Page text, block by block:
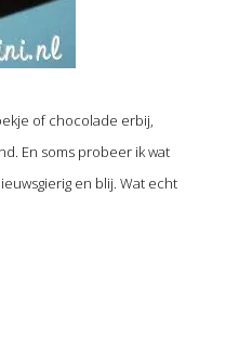
of chocolade erbij,
En soms probeer ik wat
en blij. Wat echt